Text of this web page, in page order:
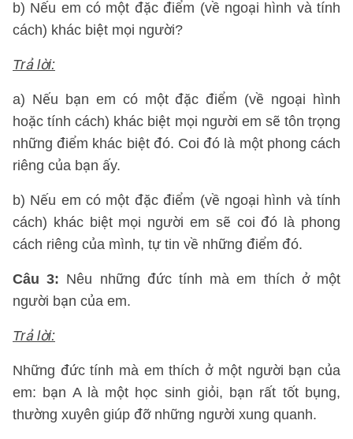
b) Nếu em có một đặc điểm (về ngoại hình và tính
cách) khác biệt mọi người?
Trả lời:
a) Nếu bạn em có một đặc điểm (về ngoại hình
hoặc tính cách) khác biệt mọi người em sẽ tôn trọng
những điểm khác biệt đó. Coi đó là một phong cách
riêng của bạn ấy.
b) Nếu em có một đặc điểm (về ngoại hình và tính
cách) khác biệt mọi người em sẽ coi đó là phong
cách riêng của mình, tự tin về những điểm đó.
Câu 3: Nêu những đức tính mà em thích ở một
người bạn của em.
Trả lời:
Những đức tính mà em thích ở một người bạn của
em: bạn A là một học sinh giỏi, bạn rất tốt bụng,
thường xuyên giúp đỡ những người xung quanh.